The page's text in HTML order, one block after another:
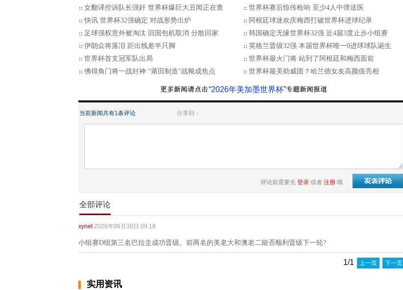
女翻译控诉队长强奸 世界杯爆巨大丑闻正在查
世界杯赛后惊传枪响 至少4人中弹送医
快讯 世界杯32强确定 对战形势出炉
阿根廷球迷欢庆梅西打破世界杯进球纪录
足球强权意外被淘汰 回国包机取消 分散回家
韩国确定无缘世界杯32强 近4届3度止步小组赛
伊朗众将落泪 距出线差半只脚
英格兰晋级32强 本届世界杯唯一0进球球队诞生
世界杯首支冠军队出局
世界杯最火门将 站到了阿根廷和梅西面前
佛得角门将一战封神 “莆田制造”战靴成焦点
世界杯最美助威团？哈兰德女友高颜值亮相
“2026年美加墨世界杯”
当前新闻共有1条评论 分享到：
评论前需要先 登录 或者 注册 哦
全部评论
xynet 2026年06月30日 09:18
小组赛D组第三名巴拉圭成功晋级。前两名的美老大和澳老二能否顺利晋级下一轮?
1/1 上一页 下一页
实用资讯